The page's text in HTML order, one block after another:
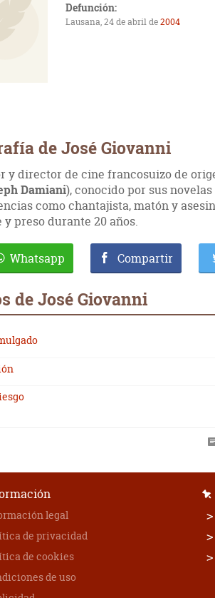
Defunción:
Lausana, 24 de abril de2004
de José Giovanni
y director de cine francosuizo de
Damiani), conocido por sus
como chantajista, matón y
preso durante 20 años.
Whatsapp Compartir
de José Giovanni
legal
de privacidad
de cookies
de uso